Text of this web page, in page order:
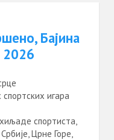
Бајина
игара
спортиста,
Црне Горе,